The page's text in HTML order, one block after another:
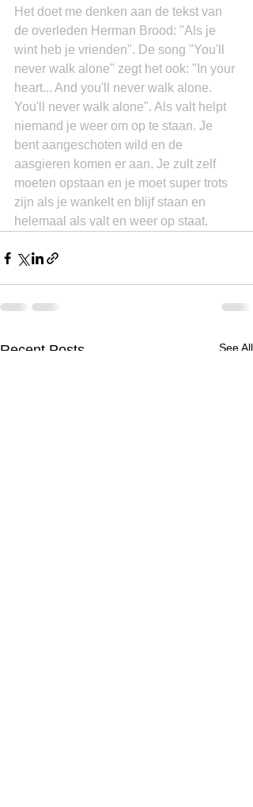
Het doet me denken aan de tekst van
de overleden Herman Brood: "Als je
wint heb je vrienden". De song "You'll
never walk alone" zegt het ook: "In your
heart... And you'll never walk alone.
You'll never walk alone". Als valt helpt
niemand je weer om op te staan. Je
bent aangeschoten wild en de
aasgieren komen er aan. Je zult zelf
moeten opstaan en je moet super trots
zijn als je wankelt en blijf staan en
helemaal als valt en weer op staat.
Recent Posts See All